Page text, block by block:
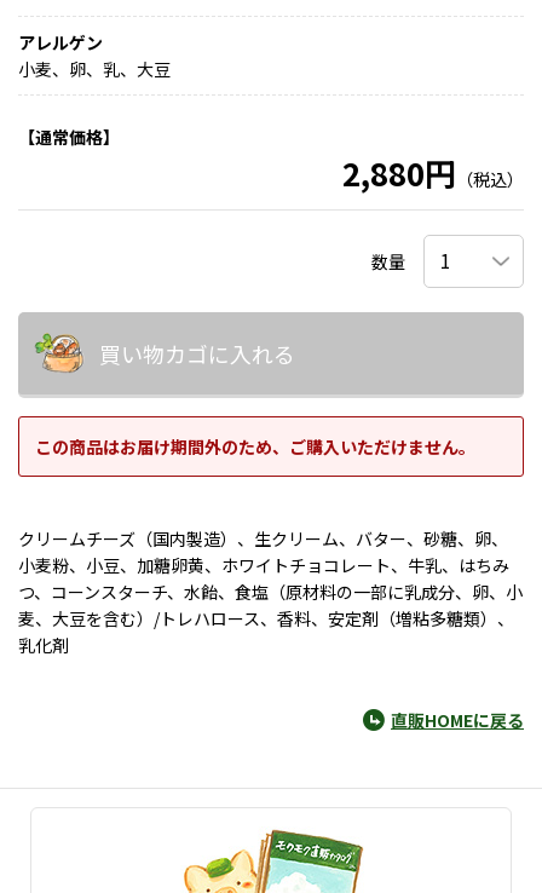
アレルゲン
小麦、卵、乳、大豆
【通常価格】
2,880円 （税込）
数量
買い物カゴに入れる
この商品はお届け期間外のため、ご購入いただけません。
クリームチーズ（国内製造）、生クリーム、バター、砂糖、卵、
小麦粉、小豆、加糖卵黄、ホワイトチョコレート、牛乳、はちみ
つ、コーンスターチ、水飴、食塩（原材料の一部に乳成分、卵、小
麦、大豆を含む）/トレハロース、香料、安定剤（増粘多糖類）、
乳化剤
直販HOMEに戻る